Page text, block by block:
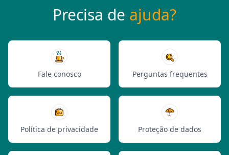
Precisa de ajuda?
Fale conosco Perguntas frequentes
Política de privacidade Proteção de dados